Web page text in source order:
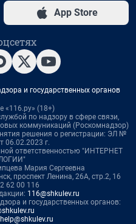
App Store
и государственных органов
«116.ру» (18+)
по надзору в сфере связи,
коммуникаций (Роскомнадзор)
решения о регистрации: ЭЛ №
06.02.2023 г.
ответственностью "ИНТЕРНЕТ
Мария Сергеевна
проспект Ленина, 26А, стр.2, 16
62 00 116
116@shkulev.ru
и государственных органов:
help@shkulev.ru